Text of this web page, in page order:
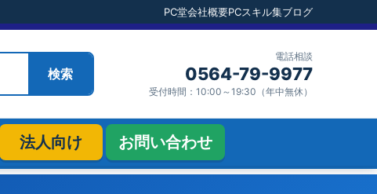
PC堂会社概要PCスキル集ブログ
検索
電話相談
0564-79-9977
受付時間：10:00～19:30（年中無休）
法人向け お問い合わせ
PC堂会社概要PCスキル集ブログ
検索
電話相談
0564-79-9977
受付時間：10:00～19:30（年中無休）
法人向け お問い合わせ